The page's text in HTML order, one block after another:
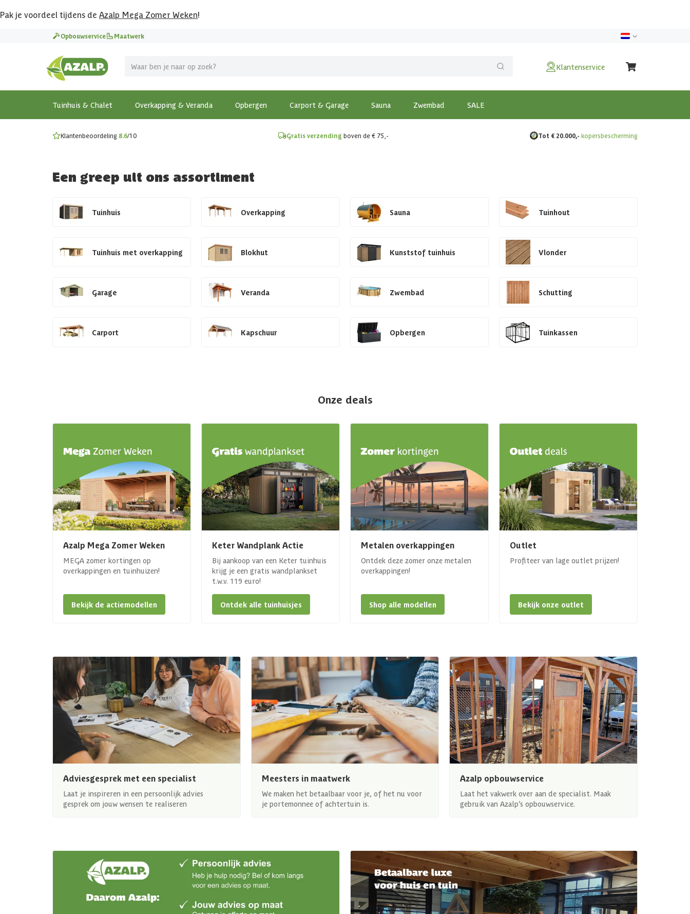
Pak je voordeel tijdens de Azalp Mega Zomer Weken!
Opbouwservice Maatwerk
Klantenservice
Tuinhuis & Chalet Overkapping & Veranda Opbergen Carport & Garage Sauna Zwembad SALE
Vier vakantie in je tuin
MEGA zomer kortingen op overkappingen en tuinhuizen!
Bekijk de actiemodellen
Gratis wandplankset
Ontdek onze metalen overkappingen
Klantenbeoordeling 8.6/10 Gratis verzending boven de € 75,- Tot € 20.000,- kopersbescherming
Een greep uit ons assortiment
Tuinhuis Overkapping Sauna Tuinhout
Tuinhuis met overkapping Blokhut Kunststof tuinhuis Vlonder
Garage Veranda Zwembad Schutting
Carport Kapschuur Opbergen Tuinkassen
Onze deals
Azalp Mega Zomer Weken
MEGA zomer kortingen op
overkappingen en tuinhuizen!
Bekijk de actiemodellen
Keter Wandplank Actie
Bij aankoop van een Keter tuinhuis
krijg je een gratis wandplankset
t.w.v. 119 euro!
Ontdek alle tuinhuisjes
Metalen overkappingen
Ontdek deze zomer onze metalen
overkappingen!
Shop alle modellen
Outlet
Profiteer van lage outlet prijzen!
Bekijk onze outlet
Adviesgesprek met een specialist
Laat je inspireren in een persoonlijk advies
gesprek om jouw wensen te realiseren
Meesters in maatwerk
We maken het betaalbaar voor je, of het nu voor
je portemonnee of achtertuin is.
Azalp opbouwservice
Laat het vakwerk over aan de specialist. Maak
gebruik van Azalp’s opbouwservice.